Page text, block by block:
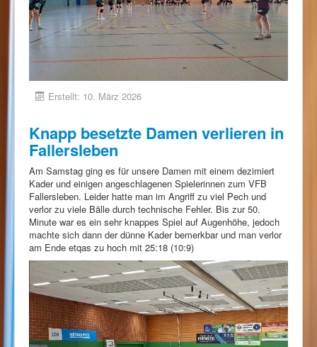
Erstellt: 10. März 2026
Knapp besetzte Damen verlieren in
Fallersleben
Am Samstag ging es für unsere Damen mit einem dezimiert
Kader und einigen angeschlagenen Spielerinnen zum VFB
Fallersleben. Leider hatte man im Angriff zu viel Pech und
verlor zu viele Bälle durch technische Fehler. Bis zur 50.
Minute war es ein sehr knappes Spiel auf Augenhöhe, jedoch
machte sich dann der dünne Kader bemerkbar und man verlor
am Ende etqas zu hoch mit 25:18 (10:9)